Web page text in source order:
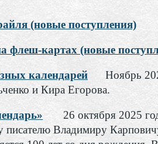
(новые поступления)
флеш-картах (новые
календарей
Ноябрь
и Кира Егорова.
26 октября 2025
писателю Владимиру